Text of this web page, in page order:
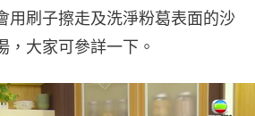
用刷子擦走及洗淨粉葛表面的沙
，大家可參詳一下。